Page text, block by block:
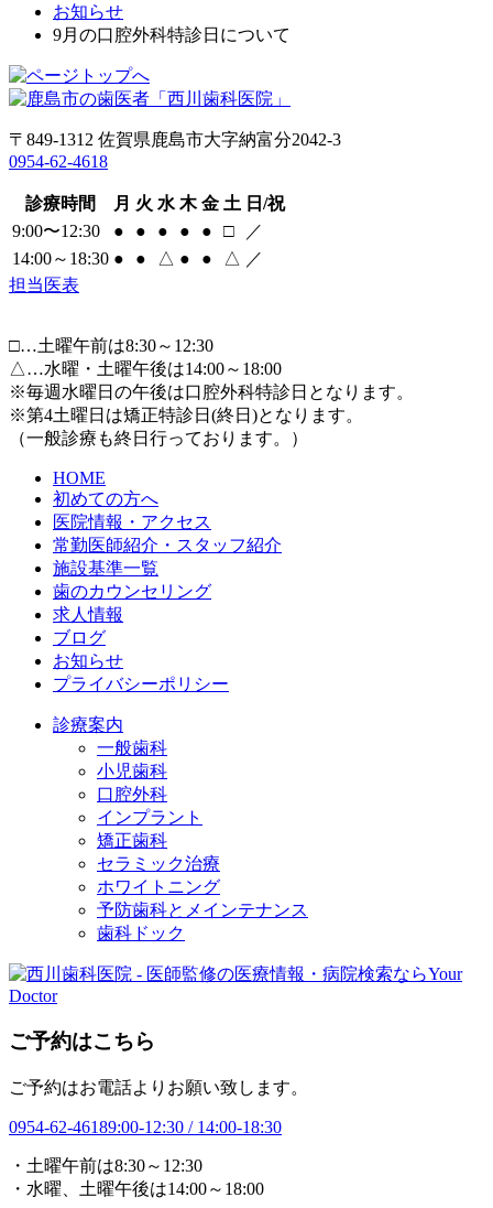
お知らせ
9月の口腔外科特診日について
〒849-1312 佐賀県鹿島市大字納富分2042-3
0954-62-4618
診療時間 月 火 水 木 金 土 日/祝
9:00〜12:30
● ● ● ● ● □
／
14:00～18:30 ● ● △ ● ● △ ／
担当医表
□…土曜午前は8:30～12:30
△…水曜・土曜午後は14:00～18:00
※毎週水曜日の午後は口腔外科特診日となります。
※第4土曜日は矯正特診日(終日)となります。
（一般診療も終日行っております。）
HOME
初めての方へ
医院情報・アクセス
常勤医師紹介・スタッフ紹介
施設基準一覧
歯のカウンセリング
求人情報
ブログ
お知らせ
プライバシーポリシー
診療案内
一般歯科
小児歯科
口腔外科
インプラント
矯正歯科
セラミック治療
ホワイトニング
予防歯科とメインテナンス
歯科ドック
ご予約はこちら
ご予約はお電話よりお願い致します。
0954-62-46189:00-12:30 / 14:00-18:30
・土曜午前は8:30～12:30
・水曜、土曜午後は14:00～18:00